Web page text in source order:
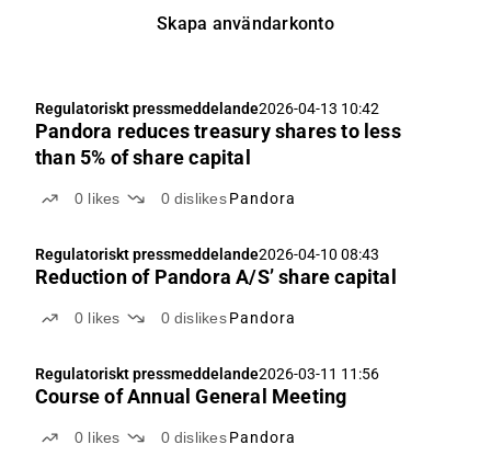
Skapa användarkonto
Regulatoriskt pressmeddelande2026-04-13 10:42
Pandora reduces treasury shares to less
than 5% of share capital
0 likes 0 dislikes Pandora
Regulatoriskt pressmeddelande2026-04-10 08:43
Reduction of Pandora A/S’ share capital
0 likes 0 dislikes Pandora
Regulatoriskt pressmeddelande2026-03-11 11:56
Course of Annual General Meeting
0 likes 0 dislikes Pandora